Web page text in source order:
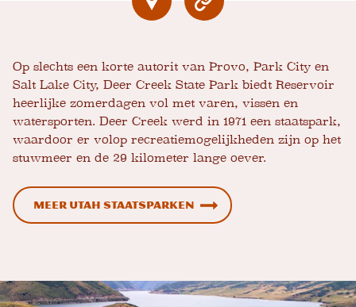
Op slechts een korte autorit van Provo, Park City en
Salt Lake City, Deer Creek State Park biedt Reservoir
heerlijke zomerdagen vol met varen, vissen en
watersporten. Deer Creek werd in 1971 een staatspark,
waardoor er volop recreatiemogelijkheden zijn op het
stuwmeer en de 29 kilometer lange oever.
Meer Utah Staatsparken